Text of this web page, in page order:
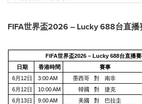
FIFA世界盃2026 – Lucky 688台直播
FIFA世界盃2026 – Lucky 688台直播
日期
香港時間 賽事
6月12日
3:00 AM 墨西哥 對 南非
6月12日
10:00 AM 韓國 對 捷克
6月13日
9:00 AM 美國 對 巴拉圭